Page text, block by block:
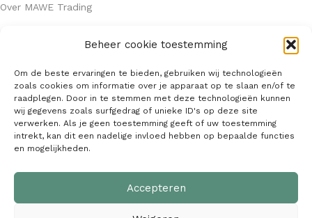
Beheer cookie toestemming
Om de beste ervaringen te bieden, gebruiken wij technologieën
zoals cookies om informatie over je apparaat op te slaan en/of te
raadplegen. Door in te stemmen met deze technologieën kunnen
wij gegevens zoals surfgedrag of unieke ID's op deze site
verwerken. Als je geen toestemming geeft of uw toestemming
intrekt, kan dit een nadelige invloed hebben op bepaalde functies
en mogelijkheden.
Accepteren
Over MAWE Trading
Algemene voorwaarden
KVK: 64407667
info@mawetrading.nl
+31 6 53 270 335
| Webdesign: